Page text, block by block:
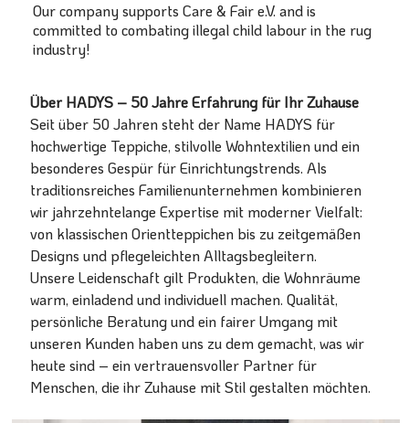
Our company supports Care & Fair e.V. and is
committed to combating illegal child labour in the rug
industry!
Über HADYS – 50 Jahre Erfahrung für Ihr Zuhause
Seit über 50 Jahren steht der Name HADYS für
hochwertige Teppiche, stilvolle Wohntextilien und ein
besonderes Gespür für Einrichtungstrends. Als
traditionsreiches Familienunternehmen kombinieren
wir jahrzehntelange Expertise mit moderner Vielfalt:
von klassischen Orientteppichen bis zu zeitgemäßen
Designs und pflegeleichten Alltagsbegleitern.
Unsere Leidenschaft gilt Produkten, die Wohnräume
warm, einladend und individuell machen. Qualität,
persönliche Beratung und ein fairer Umgang mit
unseren Kunden haben uns zu dem gemacht, was wir
heute sind – ein vertrauensvoller Partner für
Menschen, die ihr Zuhause mit Stil gestalten möchten.